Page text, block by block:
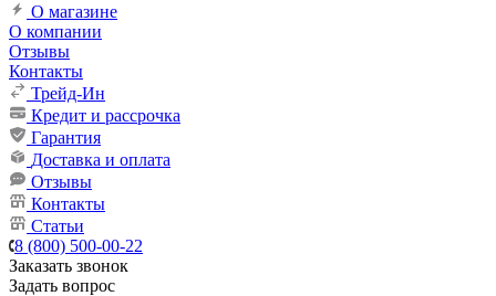
О магазине
О компании
Отзывы
Контакты
Трейд-Ин
Кредит и рассрочка
Гарантия
Доставка и оплата
Отзывы
Контакты
Статьи
8 (800) 500-00-22
Заказать звонок
Задать вопрос